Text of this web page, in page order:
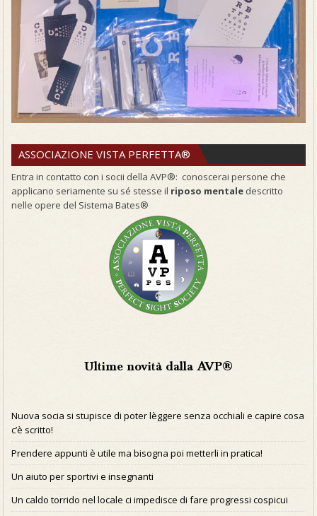
ASSOCIAZIONE VISTA PERFETTA®
Entra in contatto con i socii della AVP®: conoscerai persone che
applicano seriamente su sé stesse il riposo mentale descritto
nelle opere del Sistema Bates®
Ultime novità dalla AVP®
Nuova socia si stupisce di poter lèggere senza occhiali e capire cosa
c’è scritto!
Prendere appunti è utile ma bisogna poi metterli in pratica!
Un aiuto per sportivi e insegnanti
Un caldo torrido nel locale ci impedisce di fare progressi cospicui